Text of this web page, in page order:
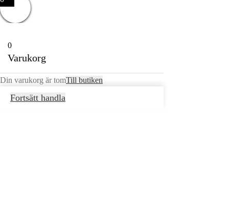
0
Varukorg
Din varukorg är tomTill butiken
Fortsätt handla